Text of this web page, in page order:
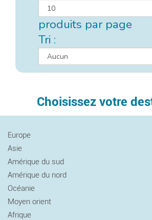
produits par page
Tri :
Choisissez votre
Europe
Asie
Amérique du sud
Amérique du nord
Océanie
Moyen orient
Afrique